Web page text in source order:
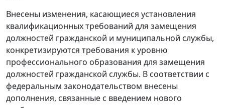
Внесены изменения, касающиеся установления
квалификационных требований для замещения
должностей гражданской и муниципальной службы,
конкретизируются требования к уровню
профессионального образования для замещения
должностей гражданской службы. В соответствии с
федеральным законодательством внесены
дополнения, связанные с введением нового